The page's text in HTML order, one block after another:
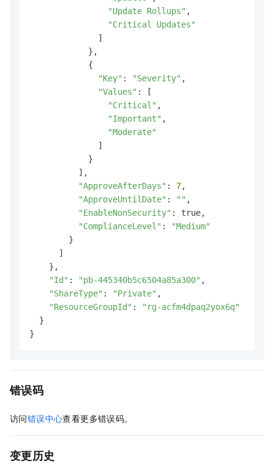
"Update Rollups" ,
"Critical Updates"
              ]
            },
            {
"Key" : "Severity" ,
"Values" : [
"Critical" ,
"Important" ,
"Moderate"
              ]
            }
          ],
"ApproveAfterDays" : 7,
"ApproveUntilDate" : "" ,
"EnableNonSecurity" : true,
"ComplianceLevel" :
"Medium"
        }
      ]
    },
"Id" : "pb-445340b5c6504a85a300" ,
"ShareType" : "Private" ,
"ResourceGroupId" :
"rg-acfm4dpaq2yox6q"
  }
}
错误码
访问错误中心查看更多错误码。
变更历史